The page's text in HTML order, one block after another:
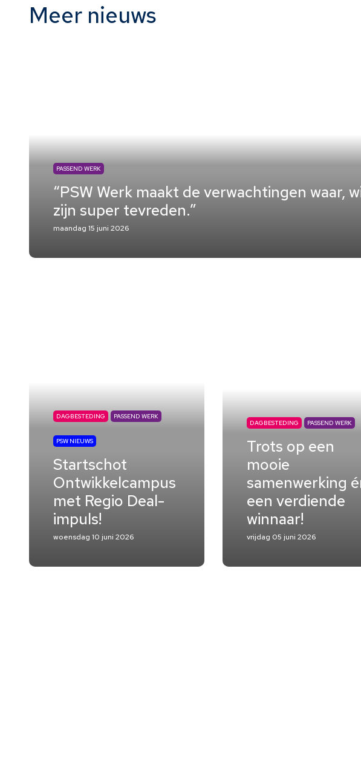
Meer nieuws
PASSEND WERK
“PSW Werk maakt de verwachtingen waar,
zijn super tevreden.”
maandag 15 juni 2026
DAGBESTEDING PASSEND WERK
PSW NIEUWS
Startschot
Ontwikkelcampus
met Regio Deal-
impuls!
woensdag 10 juni 2026
DAGBESTEDING PASSEND WERK
Trots op een
mooie
samenwerking
een verdiende
winnaar!
vrijdag 05 juni 2026